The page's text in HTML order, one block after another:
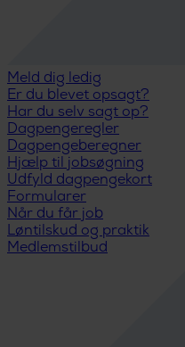
Meld dig ledig
Er du blevet opsagt?
Har du selv sagt op?
Dagpengeregler
Dagpengeberegner
Hjælp til jobsøgning
Udfyld dagpengekort
Formularer
Når du får job
Løntilskud og praktik
Medlemstilbud